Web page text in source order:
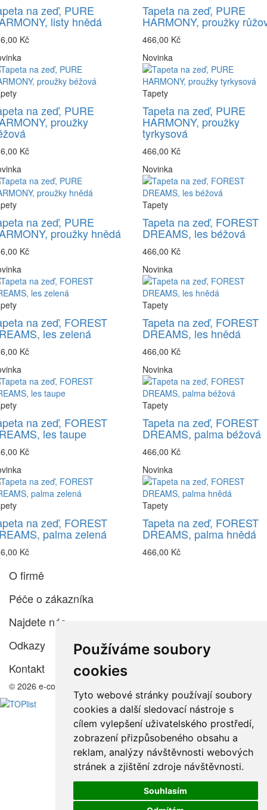
Používáme soubory
cookies
Tyto webové stránky používají soubory
cookies a další sledovací nástroje s
cílem vylepšení uživatelského prostředí,
zobrazení přizpůsobeného obsahu a
reklam, analýzy návštěvnosti webových
stránek a zjištění zdroje návštěvnosti.
Souhlasím
na zeď, PURE
listy hnědá
Kč
Tapeta na zeď, PURE
HARMONY, proužky
466,00 Kč
na zeď, PURE
proužky
Kč
Novinka
Tapety
Tapeta na zeď, PURE
HARMONY, proužky
tyrkysová
466,00 Kč
na zeď, PURE
proužky hnědá
Kč
Novinka
Tapety
Tapeta na zeď, FOREST
DREAMS, les béžová
466,00 Kč
na zeď, FOREST
les zelená
Kč
Novinka
Tapety
Tapeta na zeď, FOREST
DREAMS, les hnědá
466,00 Kč
na zeď, FOREST
les taupe
Kč
Novinka
Tapety
Tapeta na zeď, FOREST
DREAMS, palma béžová
466,00 Kč
na zeď, FOREST
palma zelená
Kč
Novinka
Tapety
Tapeta na zeď, FOREST
DREAMS, palma hnědá
466,00 Kč
O firmě
Péče o zákazníka
Najdete nás
Odkazy
Kontakt
© 2026 e-color.cz